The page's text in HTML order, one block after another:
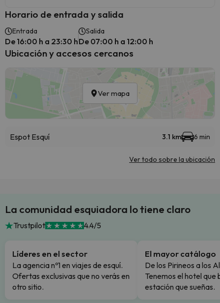
Horario de entrada y salida
Entrada
De 16:00 h a 23:30 h
Salida
De 07:00 h a 12:00 h
Ubicación y accesos cercanos
Ver mapa
Espot Esquí 3.1 km 6 min
Ver todo sobre la ubicación
La comunidad esquiadora lo tiene claro
Trustpilot 4.4/5
Líderes en el sector
La agencia nº1 en viajes de esquí.
Ofertas exclusivas que no verás en
otro sitio.
El mayor catálogo
De los Pirineos a los
Tenemos el hotel que
estación que sueñas.